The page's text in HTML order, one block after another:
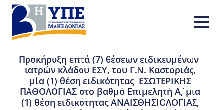
Προκήρυξη επτά (7) θέσεων ειδικευμένων
ιατρών κλάδου ΕΣΥ, του Γ.Ν. Καστοριάς,
μία (1) θέση ειδικότητας ΕΣΩΤΕΡΙΚΗΣ
ΠΑΘΟΛΟΓΙΑΣ στο βαθμό Επιμελητή Α΄, μία
(1) θέση ειδικότητας ΑΝΑΙΣΘΗΣΙΟΛΟΓΙΑΣ,